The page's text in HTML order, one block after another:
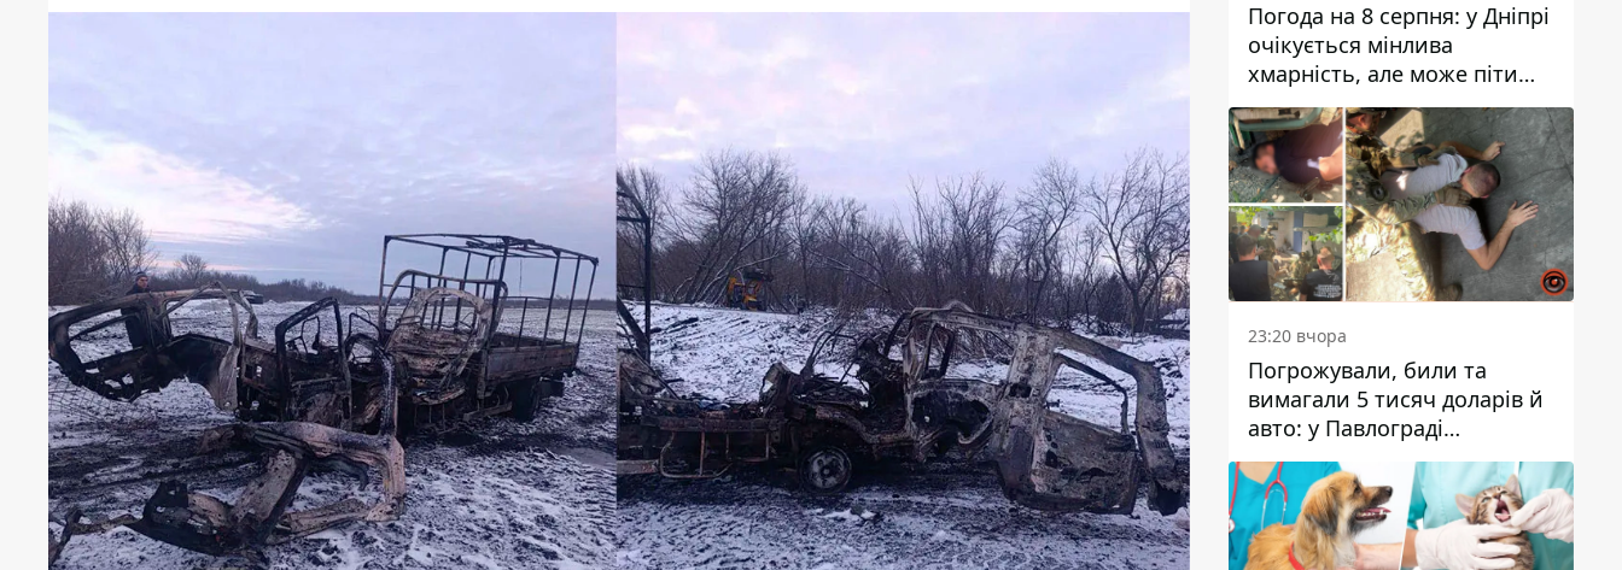
Погода на 8 серпня: у Дніпрі
очікується мінлива
хмарність, але може піти
дощ
23:20 вчора
Погрожували, били та
вимагали 5 тисяч доларів й
авто: у Павлограді
затримали двох чоловіків